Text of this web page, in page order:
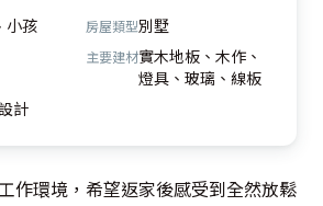
小孩 房屋類型別墅
主要建材實木地板、木作、
燈具、玻璃、線板
計
作環境，希望返家後感受到全然放鬆